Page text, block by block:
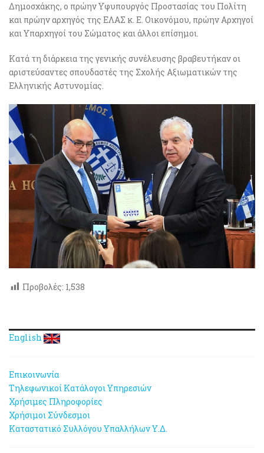
Δημοσχάκης, ο πρώην Υφυπουργός Προστασίας του Πολίτη
και πρώην αρχηγός της ΕΛΑΣ κ. Ε. Οικονόμου, πρώην Αρχηγοί
και Υπαρχηγοί του Σώματος και άλλοι επίσημοι.
Κατά τη διάρκεια της γενικής συνέλευσης βραβευτήκαν οι
αριστεύσαντες σπουδαστές της Σχολής Αξιωματικών της
Ελληνικής Αστυνομίας.
Προβολές: 1,538
English
Επικοινωνία
Τηλεφωνικοί Κατάλογοι Υπηρεσιών
Χρήσιμες Πληροφορίες
Χρήσιμοι Σύνδεσμοι
Καταστατικό Συλλόγου Υπαλλήλων Υ.Δ.